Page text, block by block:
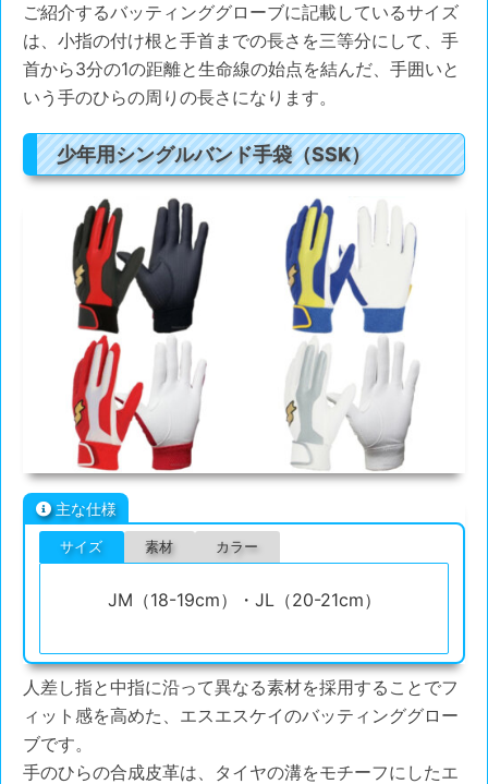
ご紹介するバッティンググローブに記載しているサイズ
は、小指の付け根と手首までの長さを三等分にして、手
首から3分の1の距離と生命線の始点を結んだ、手囲いと
いう手のひらの周りの長さになります。
少年用シングルバンド手袋（SSK）
主な仕様
サイズ 素材 カラー
JM（18-19cm）・JL（20-21cm）
人差し指と中指に沿って異なる素材を採用することでフ
ィット感を高めた、エスエスケイのバッティンググロー
ブです。
手のひらの合成皮革は、タイヤの溝をモチーフにしたエ